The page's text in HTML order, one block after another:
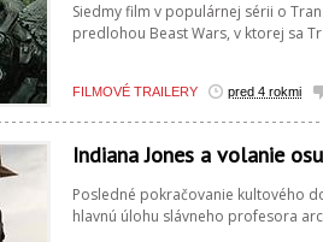
Siedmy film v populárnej sérii o
predlohou Beast Wars, v ktorej sa
FILMOVÉ TRAILERY pred 4 rokmi
Indiana Jones a volanie
Posledné pokračovanie kultového
hlavnú úlohu slávneho profesora